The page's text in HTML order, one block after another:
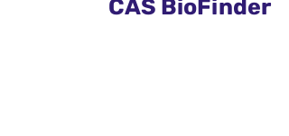
CAS BioFinder